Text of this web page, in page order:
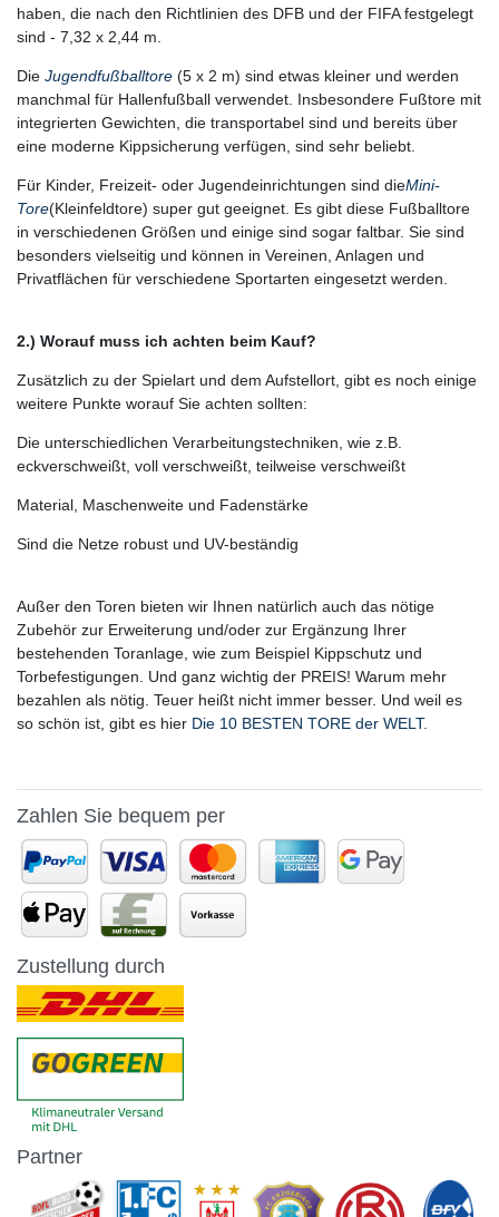
haben, die nach den Richtlinien des DFB und der FIFA festgelegt
sind - 7,32 x 2,44 m.
Die Jugendfußballtore (5 x 2 m) sind etwas kleiner und werden
manchmal für Hallenfußball verwendet. Insbesondere Fußtore mit
integrierten Gewichten, die transportabel sind und bereits über
eine moderne Kippsicherung verfügen, sind sehr beliebt.
Für Kinder, Freizeit- oder Jugendeinrichtungen sind dieMini-
Tore(Kleinfeldtore) super gut geeignet. Es gibt diese Fußballtore
in verschiedenen Größen und einige sind sogar faltbar. Sie sind
besonders vielseitig und können in Vereinen, Anlagen und
Privatflächen für verschiedene Sportarten eingesetzt werden.
2.) Worauf muss ich achten beim Kauf?
Zusätzlich zu der Spielart und dem Aufstellort, gibt es noch einige
weitere Punkte worauf Sie achten sollten:
Die unterschiedlichen Verarbeitungstechniken, wie z.B.
eckverschweißt, voll verschweißt, teilweise verschweißt
Material, Maschenweite und Fadenstärke
Sind die Netze robust und UV-beständig
Außer den Toren bieten wir Ihnen natürlich auch das nötige
Zubehör zur Erweiterung und/oder zur Ergänzung Ihrer
bestehenden Toranlage, wie zum Beispiel Kippschutz und
Torbefestigungen. Und ganz wichtig der PREIS! Warum mehr
bezahlen als nötig. Teuer heißt nicht immer besser. Und weil es
so schön ist, gibt es hier Die 10 BESTEN TORE der WELT.
Zahlen Sie bequem per
Zustellung durch
Partner